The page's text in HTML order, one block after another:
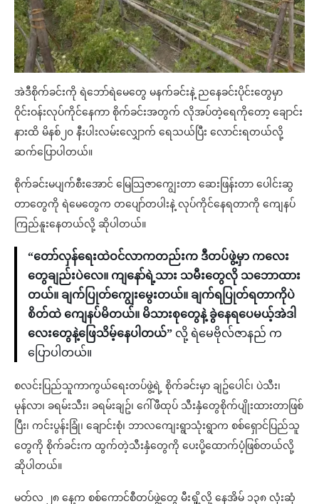
အဲဒီစိုက်ခင်းကို ရဲဘော်ရဲမေတွေ မနက်ခင်းနဲ့ ညနေခင်းပိုင်းတွေမှာ
ဝိုင်းဝန်းလုပ်ကိုင်နေကာ စိုက်ခင်းအတွက် လိုအပ်တဲ့ရေကိုတော့ ချောင်း
နားထိ မိနစ်၂၀ နီးပါးလမ်းလျှောက် ရေသယ်ပြီး လောင်းရတယ်လို့
ဆက်ပြောပါတယ်။
စိုက်ခင်းမပျက်စီးအောင် မြေသြဇာကျွေးတာ ဆေးဖြန်းတာ ပေါင်းဆွ
တာတွေကို ရဲမေတွေက တပျော်တပါးနဲ့ လုပ်ကိုင်နေရတာကို ကျေနပ်
ကြည်နူးနေတယ်လို့ ဆိုပါတယ်။
“တော်လှန်ရေးထဲဝင်လာကတည်းက ဒီတပ်ဖွဲ့မှာ ကလေး
တွေချည်းပဲလေ။ ကျနော်ရဲ့သား သမီးတွေလို သဘောထား
တယ်။ ချက်ပြုတ်ကျွေးမွေးတယ်။ ချက်ရပြုတ်ရတာကိုပဲ
စိတ်ထဲ ကျေနပ်မိတယ်။ မိသားစုတွေနဲ့ ခွဲနေရပေမယ့်အဲဒါ
လေးတွေနဲ့ဖြေသိမ့်နေပါတယ်” လို့ ရဲမေဗိုလ်ဇာနည် က
ပြောပါတယ်။
စလင်းပြည်သူကာကွယ်ရေးတပ်ဖွဲ့ရဲ့ စိုက်ခင်းမှာ ချဥ်ပေါင်၊ ပဲသီး၊
မုန်လာ၊ ခရမ်းသီး၊ ခရမ်းချဥ်၊ ဂေါ်ဖီထုပ် သီးနှံတွေစိုက်ပျိုးထားတာဖြစ်
ပြီး၊ ကင်းပွန်းခြုံ၊ ချောင်းစုံ၊ ဘာလကျေးရွာသုံးရွာက စစ်ရှောင်ပြည်သူ
တွေကို စိုက်ခင်းက ထွက်တဲ့သီးနှံတွေကို ပေးပို့ထောက်ပံ့ဖြစ်တယ်လို့
ဆိုပါတယ်။
မတ်လ ၂၈ နေ့က စစ်ကောင်စီတပ်ဖွဲ့တွေ မီးရှို့လို့ နေအိမ် ၁၃၈ လုံးဆုံ